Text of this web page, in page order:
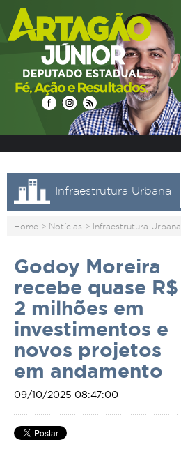
Infraestrutura Urbana
Home > Notícias > Infraestrutura Urbana
Godoy Moreira
recebe quase R$
2 milhões em
investimentos e
novos projetos
em andamento
09/10/2025 08:47:00